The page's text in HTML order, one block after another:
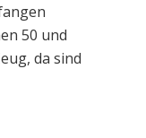
50 und
da sind